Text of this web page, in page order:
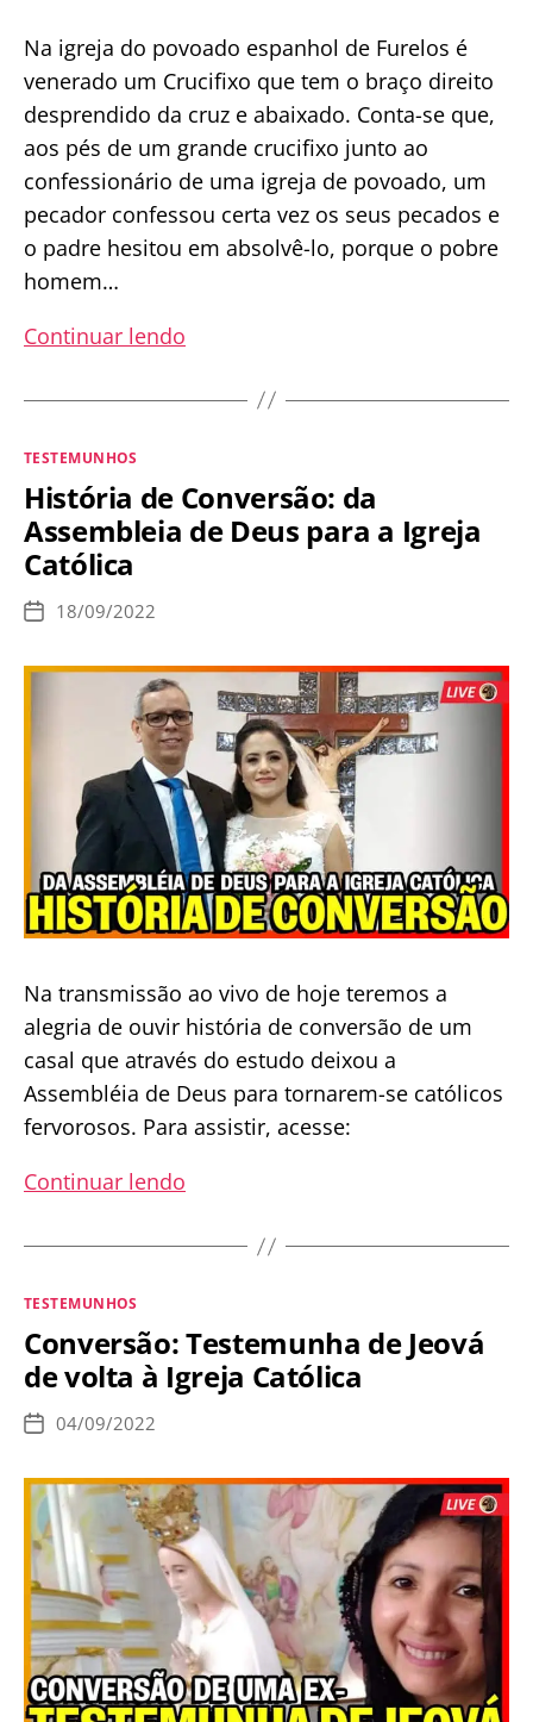
Na igreja do povoado espanhol de Furelos é
venerado um Crucifixo que tem o braço direito
desprendido da cruz e abaixado. Conta-se que,
aos pés de um grande crucifixo junto ao
confessionário de uma igreja de povoado, um
pecador confessou certa vez os seus pecados e
o padre hesitou em absolvê-lo, porque o pobre
homem…
Continuar lendo
braço
se
soltou
para
absolver
um
pecador
Categorias
TESTEMUNHOS
História de Conversão: da
Assembleia de Deus para a Igreja
Católica
Data
publicação
18/09/2022
Na transmissão ao vivo de hoje teremos a
alegria de ouvir história de conversão de um
casal que através do estudo deixou a
Assembléia de Deus para tornarem-se católicos
fervorosos. Para assistir, acesse:
Continuar lendo
Conversão:
de
Deus
Igreja
Católica
Categorias
TESTEMUNHOS
Conversão: Testemunha de Jeová
de volta à Igreja Católica
Data
publicação
04/09/2022